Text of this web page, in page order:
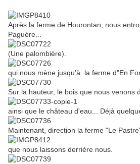
Après la ferme de Hourontan, nous
Paguère...
(Une palombière).
qui nous mène jusqu'à la ferme d"En
Sur la hauteur, le bois que nous venons
ainsi que le château d'eau... Déjà
Maintenant, direction la ferme "Le
que nous laissons derrière nous.